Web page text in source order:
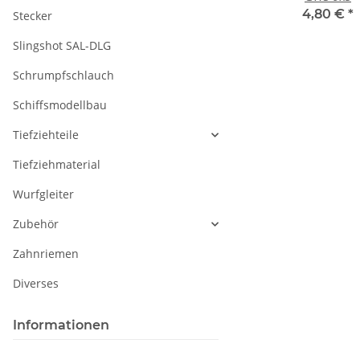
4,80 € *
Stecker
Slingshot SAL-DLG
Schrumpfschlauch
Schiffsmodellbau
Tiefziehteile
Tiefziehmaterial
Wurfgleiter
Zubehör
Zahnriemen
Diverses
Informationen